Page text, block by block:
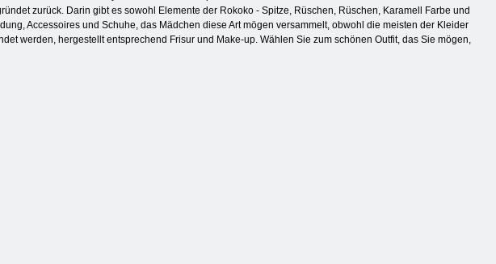
zurück. Darin gibt es sowohl Elemente der Rokoko - Spitze, Rüschen, Rüschen, Karamell Farbe und
Accessoires und Schuhe, das Mädchen diese Art mögen versammelt, obwohl die meisten der Kleider
werden, hergestellt entsprechend Frisur und Make-up. Wählen Sie zum schönen Outfit, das Sie mögen,